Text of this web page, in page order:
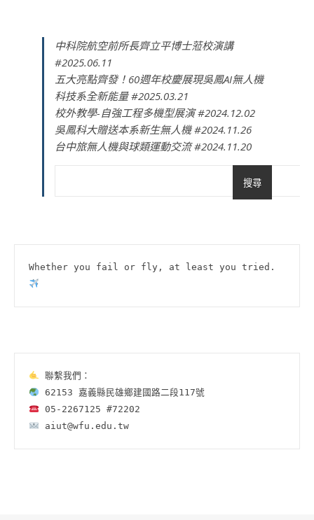
中科院航空前所長齊立平博士蒞校演講
#2025.06.11
五大亮點齊發！60週年校慶展現吳鳳AI無人機
科技系全新能量 #2025.03.21
校外教學-自強工程多機型展演 #2024.12.02
吳鳳科大贈送本系新生無人機 #2024.11.26
台中旅無人機與球類運動交流 #2024.11.20
搜尋
Whether you fail or fly, at least you tried.
62153 嘉義縣民雄鄉建國路二段117號
aiut@wfu.edu.tw